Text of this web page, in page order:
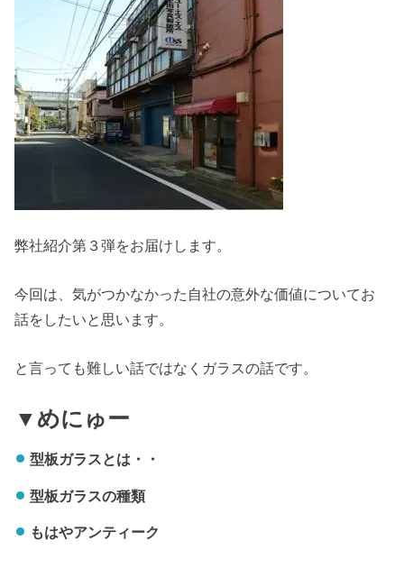
弊社紹介第３弾をお届けします。
今回は、気がつかなかった自社の意外な価値についてお
話をしたいと思います。
と言っても難しい話ではなくガラスの話です。
▼めにゅー
型板ガラスとは・・
型板ガラスの種類
もはやアンティーク